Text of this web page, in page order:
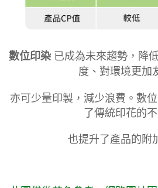
數位印染 已成為未來趨勢，降
度、對環境更加
亦可少量印製，減少浪費。數
了傳統印花的不
也提升了產品的附